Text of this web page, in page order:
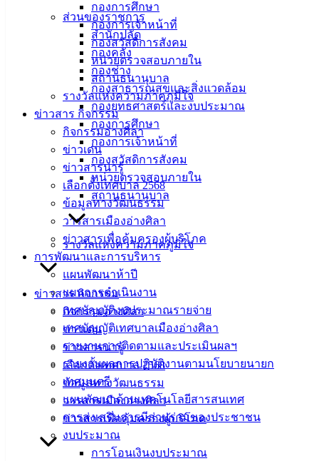
กองการศึกษา
กองการเจ้าหน้าที่
กองสวัสดิการสังคม
หน่วยตรวจสอบภายใน
สถานธนานุบาล
รางวัลแห่งความภาคภูมิใจ
ข่าวสาร กิจกรรม
กิจกรรมอ่างศิลา
ข่าวเด่น
ข่าวสารน่ารู้
เลือกตั้งเทศบาล 2568
ข้อมูลทางวัฒนธรรม
วารสารเมืองอ่างศิลา
ข่าวสารเพื่อคุ้มครองผู้บริโภค
การพัฒนาและการบริหาร
แผนพัฒนาห้าปี
แผนการดำเนินงาน
เทศบัญญัติงบประมาณรายจ่าย
เทศบัญญัติเทศบาลเมืองอ่างศิลา
รายงานการติดตามและประเมินผลฯ
รายงานผลการปฏิบัติงานตามนโยบายนายก
เทศมนตรี
แผนพัฒนาด้านเทคโนโลยีสารสนเทศ
การส่งเสริมการมีส่วนร่วมของประชาชน
งบประมาณ
การโอนเงินงบประมาณ
ส่วนของราชการ
สำนักปลัด
กองคลัง
กองช่าง
กองสาธารณสุขและสิ่งแวดล้อม
กองยุทธศาสตร์และงบประมาณ
กองการศึกษา
กองการเจ้าหน้าที่
กองสวัสดิการสังคม
หน่วยตรวจสอบภายใน
สถานธนานุบาล
รางวัลแห่งความภาคภูมิใจ
ข่าวสาร กิจกรรม
กิจกรรมอ่างศิลา
ข่าวเด่น
ข่าวสารน่ารู้
เลือกตั้งเทศบาล 2568
ข้อมูลทางวัฒนธรรม
วารสารเมืองอ่างศิลา
ข่าวสารเพื่อคุ้มครองผู้บริโภค
เมืองอ่าง
ศิลา
เทศบาลเมือง
อ่างศิลา 90/338
อ.เมือง จ.ชลบุรี
20000
ติดต่อ :038-
142-100-104
บริการ
ประชาชน
ดาวน์โหลด
แบบ
ฟอร์ม,